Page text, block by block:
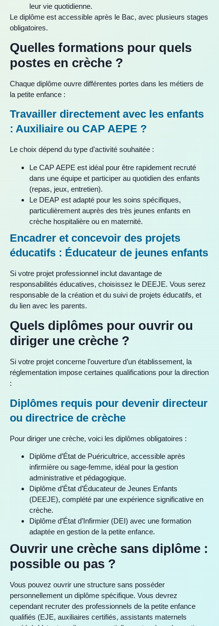
leur vie quotidienne.
Le diplôme est accessible après le Bac, avec plusieurs stages
obligatoires.
Quelles formations pour quels
postes en crèche ?
Chaque diplôme ouvre différentes portes dans les métiers de
la petite enfance :
Travailler directement avec les enfants
: Auxiliaire ou CAP AEPE ?
Le choix dépend du type d’activité souhaitée :
Le CAP AEPE est idéal pour être rapidement recruté
dans une équipe et participer au quotidien des enfants
(repas, jeux, entretien).
Le DEAP est adapté pour les soins spécifiques,
particulièrement auprès des très jeunes enfants en
crèche hospitalière ou en maternité.
Encadrer et concevoir des projets
éducatifs : Éducateur de jeunes enfants
Si votre projet professionnel inclut davantage de
responsabilités éducatives, choisissez le DEEJE. Vous serez
responsable de la création et du suivi de projets éducatifs, et
du lien avec les parents.
Quels diplômes pour ouvrir ou
diriger une crèche ?
Si votre projet concerne l’ouverture d’un établissement, la
réglementation impose certaines qualifications pour la direction
:
Diplômes requis pour devenir directeur
ou directrice de crèche
Pour diriger une crèche, voici les diplômes obligatoires :
Diplôme d’État de Puéricultrice, accessible après
infirmière ou sage-femme, idéal pour la gestion
administrative et pédagogique.
Diplôme d’État d’Éducateur de Jeunes Enfants
(DEEJE), complété par une expérience significative en
crèche.
Diplôme d’État d’Infirmier (DEI) avec une formation
adaptée en gestion de la petite enfance.
Ouvrir une crèche sans diplôme :
possible ou pas ?
Vous pouvez ouvrir une structure sans posséder
personnellement un diplôme spécifique. Vous devrez
cependant recruter des professionnels de la petite enfance
qualifiés (EJE, auxiliaires certifiés, assistants maternels